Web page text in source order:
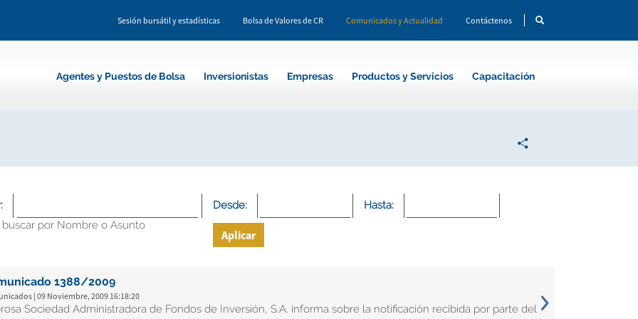
Sesión bursátil y estadísticas Bolsa de Valores de CR Comunicados y Actualidad Contáctenos
Agentes y Puestos de Bolsa Inversionistas Empresas Productos y Servicios Capacitación
buscar por Nombre o Asunto
Desde: Hasta:
Aplicar
1388/2009
| 09 Noviembre, 2009 16:18:20
Sociedad Administradora de Fondos de Inversión, S.A. informa sobre la notificación recibida por parte del